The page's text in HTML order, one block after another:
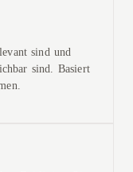
sind und
sind. Basiert